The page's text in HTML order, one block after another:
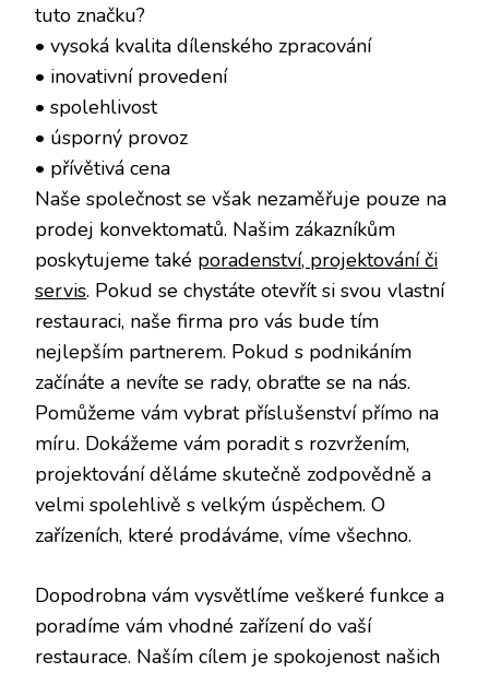
tuto značku?
• vysoká kvalita dílenského zpracování
• inovativní provedení
• spolehlivost
• úsporný provoz
• přívětivá cena
Naše společnost se však nezaměřuje pouze na
prodej konvektomatů. Našim zákazníkům
poskytujeme také poradenství, projektování či
servis. Pokud se chystáte otevřít si svou vlastní
restauraci, naše firma pro vás bude tím
nejlepším partnerem. Pokud s podnikáním
začínáte a nevíte se rady, obraťte se na nás.
Pomůžeme vám vybrat příslušenství přímo na
míru. Dokážeme vám poradit s rozvržením,
projektování děláme skutečně zodpovědně a
velmi spolehlivě s velkým úspěchem. O
zařízeních, které prodáváme, víme všechno.
Dopodrobna vám vysvětlíme veškeré funkce a
poradíme vám vhodné zařízení do vaší
restaurace. Naším cílem je spokojenost našich